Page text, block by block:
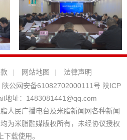
| 网站地图 |
法律声明
陕公网安备61082702000111号 陕ICP
地址： 1483081441@qq.com
人民广播电台及米脂新闻网各种新闻
为米脂融媒版权所有，未经协议授权
下载使用。